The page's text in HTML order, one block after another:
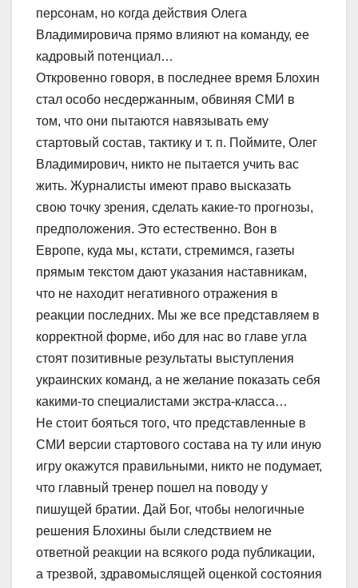
персонам, но когда действия Олега
Владимировича прямо влияют на команду, ее
кадровый потенциал…
Откровенно говоря, в последнее время Блохин
стал особо несдержанным, обвиняя СМИ в
том, что они пытаются навязывать ему
стартовый состав, тактику и т. п. Поймите, Олег
Владимирович, никто не пытается учить вас
жить. Журналисты имеют право высказать
свою точку зрения, сделать какие-то прогнозы,
предположения. Это естественно. Вон в
Европе, куда мы, кстати, стремимся, газеты
прямым текстом дают указания наставникам,
что не находит негативного отражения в
реакции последних. Мы же все представляем в
корректной форме, ибо для нас во главе угла
стоят позитивные результаты выступления
украинских команд, а не желание показать себя
какими-то специалистами экстра-класса…
Не стоит бояться того, что представленные в
СМИ версии стартового состава на ту или иную
игру окажутся правильными, никто не подумает,
что главный тренер пошел на поводу у
пишущей братии. Дай Бог, чтобы нелогичные
решения Блохины были следствием не
ответной реакции на всякого рода публикации,
а трезвой, здравомыслящей оценкой состояния